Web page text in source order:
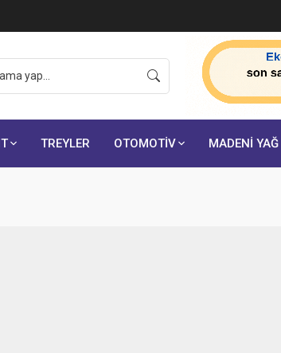
TREYLER OTOMOTİV MADENİ YAĞ